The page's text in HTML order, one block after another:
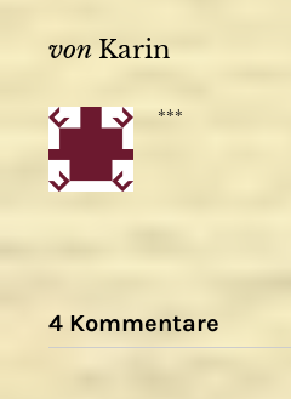
von Karin
***
4 Kommentare